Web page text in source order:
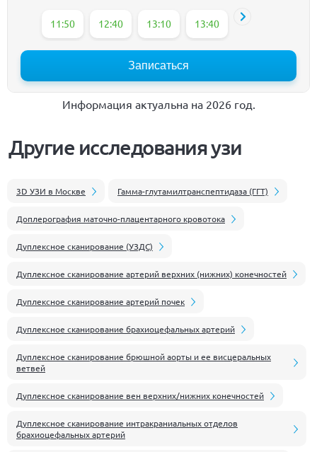
11:50 12:40 13:10 13:40 14:10
Записаться
Информация актуальна на 2026 год.
Другие исследования узи
3D УЗИ в Москве Гамма-глутамилтранспептидаза (ГГТ)
Доплерография маточно-плацентарного кровотока
Дуплексное сканирование (УЗДС)
Дуплексное сканирование артерий верхних (нижних) конечностей
Дуплексное сканирование артерий почек
Дуплексное сканирование брахиоцефальных артерий
Дуплексное сканирование брюшной аорты и ее висцеральных
ветвей
Дуплексное сканирование вен верхних/нижних конечностей
Дуплексное сканирование интракраниальных отделов
брахиоцефальных артерий